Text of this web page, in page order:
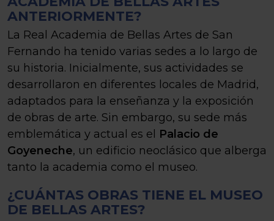
ANTERIORMENTE?
La Real Academia de Bellas Artes de San
Fernando ha tenido varias sedes a lo largo de
su historia. Inicialmente, sus actividades se
desarrollaron en diferentes locales de Madrid,
adaptados para la enseñanza y la exposición
de obras de arte. Sin embargo, su sede más
emblemática y actual es el Palacio de
Goyeneche, un edificio neoclásico que alberga
tanto la academia como el museo.
¿CUÁNTAS OBRAS TIENE EL MUSEO
DE BELLAS ARTES?